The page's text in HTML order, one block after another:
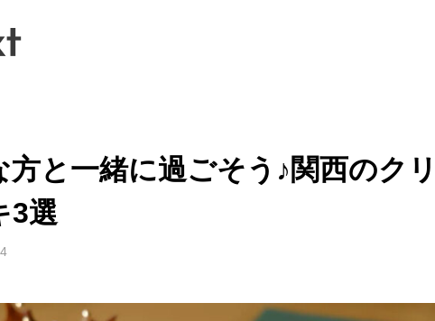
方と一緒に過ごそう♪関西のク
3選